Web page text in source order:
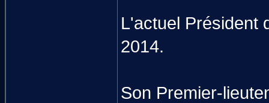
L'actuel Président
2014.
Son Premier-